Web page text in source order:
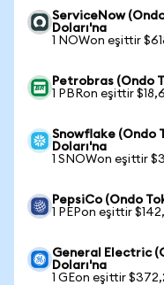
ServiceNow
Doları'na
1 NOWon eşittir
Petrobras (Ondo
1 PBRon eşittir
Snowflake (Ondo
Doları'na
1 SNOWon eşittir
PepsiCo (Ondo
1 PEPon eşittir
General Electric
Doları'na
1 GEon eşittir